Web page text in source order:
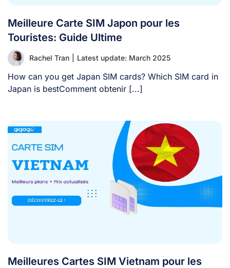
Meilleure Carte SIM Japon pour les
Touristes: Guide Ultime
Rachel Tran Latest update: March 2025
How can you get Japan SIM cards? Which SIM card in
Japan is bestComment obtenir [...]
Meilleures Cartes SIM Vietnam pour les